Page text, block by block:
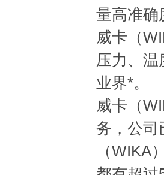
量高准确
威卡（
压力、温
业界*。
威卡（
务，公司
（WIKA